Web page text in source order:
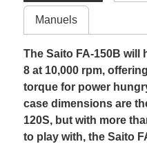
Manuels
The Saito FA-150B will
8 at 10,000 rpm,
torque for power
case dimensions are
120S, but with more
to play with, the Saito